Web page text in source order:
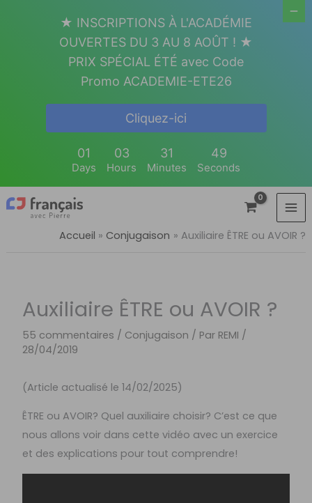
Accueil Conjugaison Auxiliaire ÊTRE ou AVOIR ?
Auxiliaire ÊTRE ou AVOIR ?
55 commentaires / Conjugaison / Par REMI /
28/04/2019
(Article actualisé le 14/02/2025)
ÊTRE ou AVOIR? Quel auxiliaire choisir? C’est ce que
nous allons voir dans cette vidéo avec un exercice
et des explications pour tout comprendre!
★ INSCRIPTIONS À L'ACADÉMIE
OUVERTES DU 3 AU 8 AOÛT ! ★
PRIX SPÉCIAL ÉTÉ avec Code
Promo ACADEMIE-ETE26
Cliquez-ici
01
Days
03
Hours
31
Minutes
48
Seconds